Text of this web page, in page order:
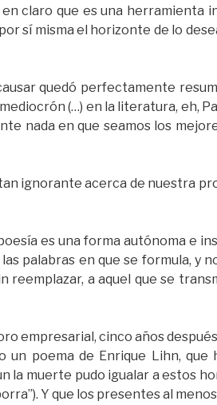
claro que es una herramienta
sí misma el horizonte de lo
quedó perfectamente
(…) en la literatura, eh,
nada en que seamos los
ignorante acerca de nuestra
es una forma autónoma e
palabras en que se formula, y
reemplazar, a aquel que se
empresarial, cinco años
poema de Enrique Lihn,
la muerte pudo igualar a estos
Y que los presentes al